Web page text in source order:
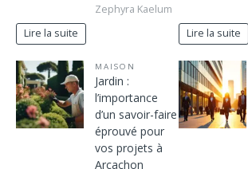
Zephyra Kaelum
Lire la suite
Lire la suite
MAISON
Jardin :
l’importance
d’un savoir-faire
éprouvé pour
vos projets à
Arcachon